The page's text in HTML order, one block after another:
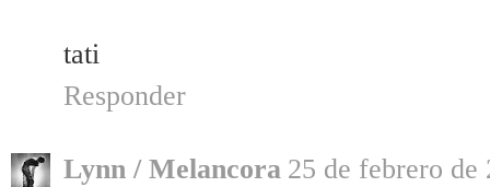
tati
Responder
Lynn / Melancora 25 de febrero de